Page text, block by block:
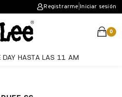
Registrarme |Iniciar sesión
0
DAY HASTA LAS 11 AM